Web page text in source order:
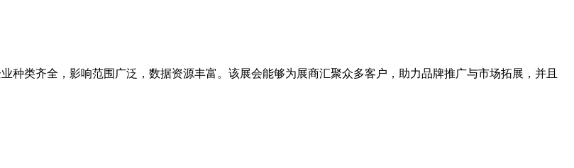
种类齐全，影响范围广泛，数据资源丰富。该展会能够为展商汇聚众多客户，助力品牌推广与市场拓展，并且